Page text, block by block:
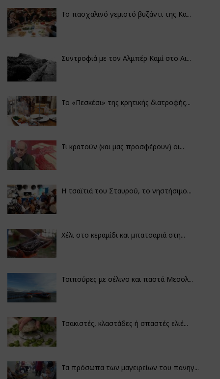
Το πασχαλινό γεμιστό βυζάντι της Κα...
Συντροφιά με τον Αλμπέρ Καμί στο Αι...
Το «Πεσκέσι» της κρητικής διατροφής...
Τι κρατούν (και μας προσφέρουν) οι...
Η τσαϊτιά του Σταυρού, το νηστήσιμο...
Χέλι στο κεραμίδι και μπατσαριά στη...
Τσιπούρες με σέλινο και παστά Μεσολ...
Τσακιστές, κλαστάδες ή σπαστές ελιέ...
Τα πρόσωπα των μαγειρείων του πανηγ...